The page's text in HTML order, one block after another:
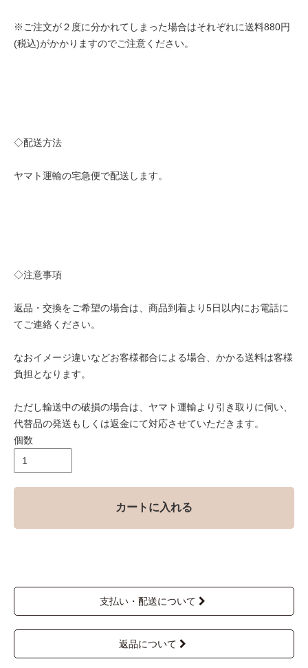
※ご注文が２度に分かれてしまった場合はそれぞれに送料880円
(税込)がかかりますのでご注意ください。
◇配送方法
ヤマト運輸の宅急便で配送します。
◇注意事項
返品・交換をご希望の場合は、商品到着より5日以内にお電話に
てご連絡ください。
なおイメージ違いなどお客様都合による場合、かかる送料は客様
負担となります。
ただし輸送中の破損の場合は、ヤマト運輸より引き取りに伺い、
代替品の発送もしくは返金にて対応させていただきます。
個数
カートに入れる
支払い・配送について
返品について